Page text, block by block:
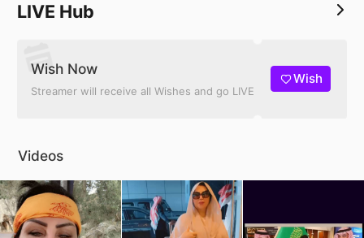
LIVE Hub
Wish Now
Streamer will receive all Wishes and go LIVE
Wish
Videos